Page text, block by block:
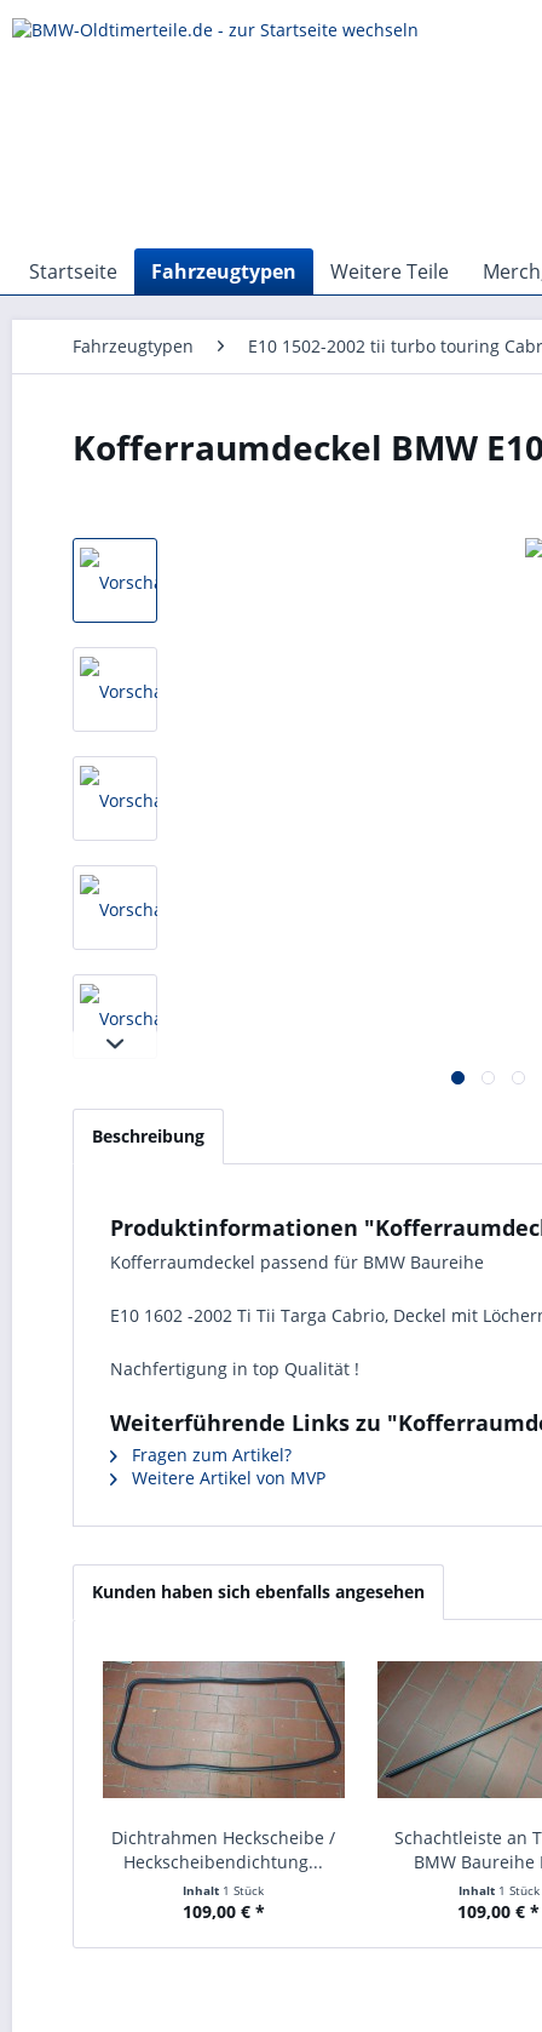
Startseite Fahrzeugtypen Weitere Teile
Fahrzeugtypen E10 1502-2002 tii turbo touring
Kofferraumdeckel BMW
Beschreibung
Produktinformationen
Kofferraumdeckel passend für BMW Baureihe
E10 1602 -2002 Ti Tii Targa Cabrio, Deckel mit
Nachfertigung in top Qualität !
Weiterführende Links zu
Fragen zum Artikel?
Weitere Artikel von MVP
Kunden haben sich ebenfalls angesehen
Dichtrahmen Heckscheibe /
Heckscheibendichtung...
Inhalt 1 Stück
109,00 € *
Schachtleiste an
BMW Baureihe
Inhalt 1 Stück
109,00 € *